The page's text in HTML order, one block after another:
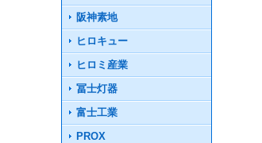
阪神素地
ヒロキュー
ヒロミ産業
冨士灯器
富士工業
PROX